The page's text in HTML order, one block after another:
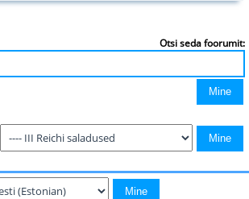
Otsi seda foorumit: